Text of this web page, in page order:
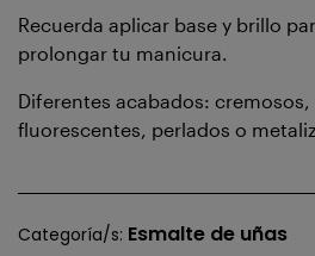
Recuerda aplicar base y brillo
prolongar tu manicura.
Diferentes acabados:
fluorescentes, perlados o
Categoría/s: Esmalte de uñas